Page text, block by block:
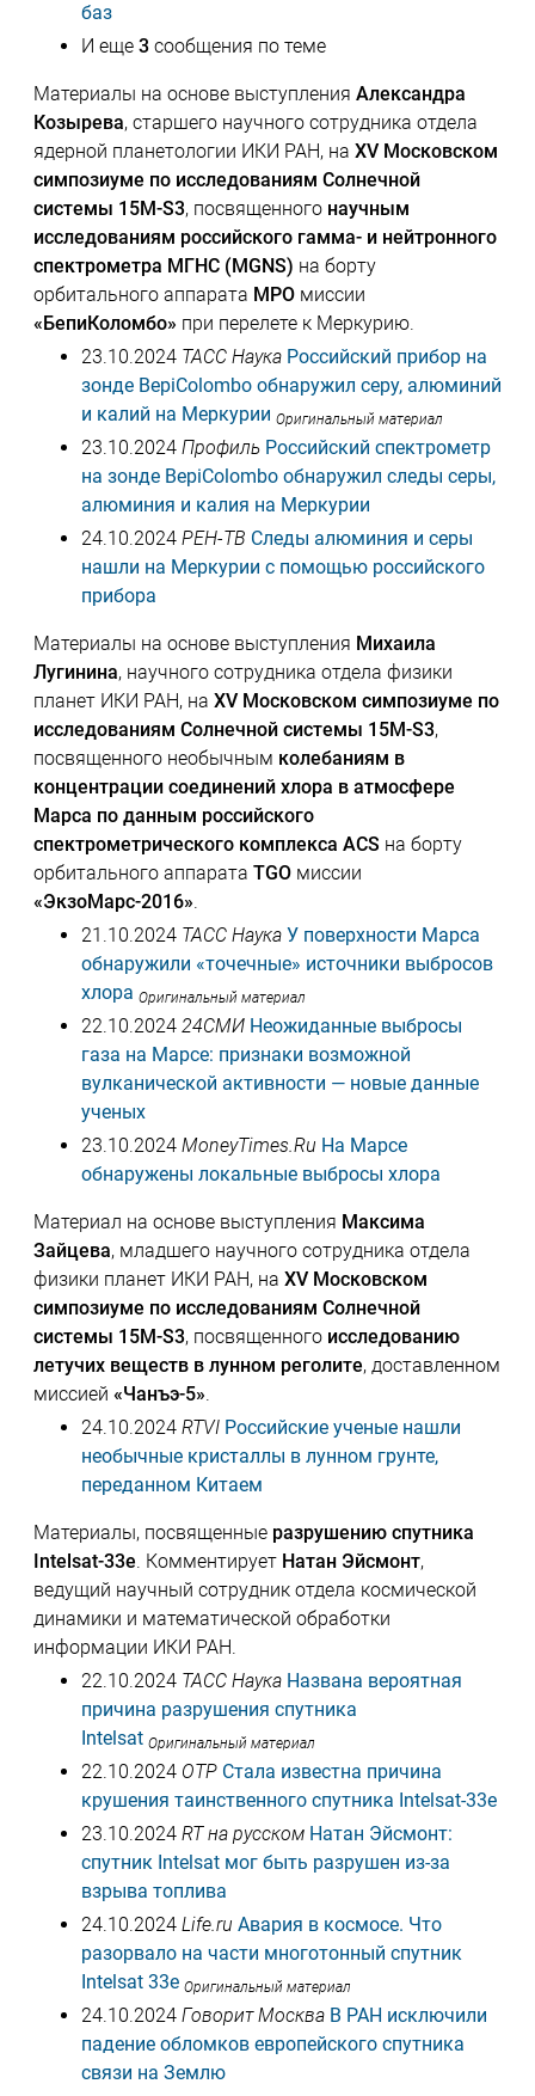
баз
И еще 3сообщения по теме
Материалы на основе выступления Александра
Козырева, старшего научного сотрудника отдела
ядерной планетологии ИКИ РАН, на XV Московском
симпозиуме по исследованиям Солнечной
системы 15M-S3, посвященного научным
исследованиям российского гамма- и нейтронного
спектрометра МГНС (MGNS) на борту
орбитального аппарата MPOмиссии
«БепиКоломбо» при перелете к Меркурию.
23.10.2024 ТАСС Наука Российский прибор на
зонде BepiColombo обнаружил серу, алюминий
и калий на Меркурии Оригинальный материал
23.10.2024 Профиль Российский спектрометр
на зонде BepiColombo обнаружил следы серы,
алюминия и калия на Меркурии
24.10.2024 РЕН-ТВ Следы алюминия и серы
нашли на Меркурии с помощью российского
прибора
Материалы на основе выступления Михаила
Лугинина, научного сотрудника отдела физики
планет ИКИ РАН, на XV Московском симпозиуме по
исследованиям Солнечной системы 15M-S3,
посвященного необычным колебаниям в
концентрации соединений хлора в атмосфере
Марса по данным российского
спектрометрического комплекса ACS на борту
орбитального аппарата TGOмиссии
«ЭкзоМарс-2016».
21.10.2024 ТАСС Наука У поверхности Марса
обнаружили «точечные» источники выбросов
хлора Оригинальный материал
22.10.2024 24СМИ Неожиданные выбросы
газа на Марсе: признаки возможной
вулканической активности — новые данные
ученых
23.10.2024 MoneyTimes.Ru На Марсе
обнаружены локальные выбросы хлора
Материал на основе выступления Максима
Зайцева, младшего научного сотрудника отдела
физики планет ИКИ РАН, на XV Московском
симпозиуме по исследованиям Солнечной
системы 15M-S3, посвященного исследованию
летучих веществ в лунном реголите, доставленном
миссией «Чанъэ-5».
24.10.2024 RTVI Российские ученые нашли
необычные кристаллы в лунном грунте,
переданном Китаем
Материалы, посвященные разрушению спутника
Intelsat-33e. Комментирует Натан Эйсмонт,
ведущий научный сотрудник отдела космической
динамики и математической обработки
информации ИКИ РАН.
22.10.2024 ТАСС Наука Названа вероятная
причина разрушения спутника
Intelsat Оригинальный материал
22.10.2024 ОТР Стала известна причина
крушения таинственного спутника Intelsat-33e
23.10.2024 RT на русском Натан Эйсмонт:
спутник Intelsat мог быть разрушен из-за
взрыва топлива
24.10.2024 Life.ru Авария в космосе. Что
разорвало на части многотонный спутник
Intelsat 33e Оригинальный материал
24.10.2024 Говорит Москва В РАН исключили
падение обломков европейского спутника
связи на Землю